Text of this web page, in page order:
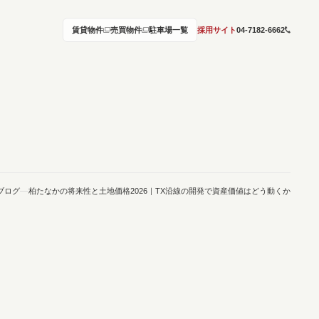
賃貸物件 売買物件 駐車場一覧 採用サイト04-7182-6662
ログ 柏たなかの将来性と土地価格2026｜TX沿線の開発で資産価値はどう動くか